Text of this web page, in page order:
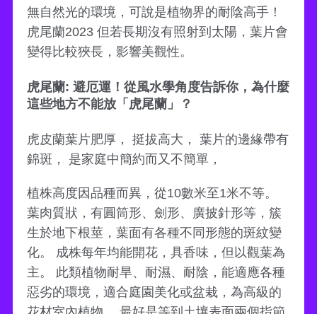
無自然光的環境，可說是植物界的耐陰高手！
虎尾蘭2023 但若長期沒有照射到太陽，葉片會
變得比較狹長，影響美觀性。
虎尾蘭: 避厄運！從風水學角度告訴你，為什麼
這些地方不能放「虎尾蘭」？
虎皮蘭葉片肥厚， 挺拔高大， 葉片的邊緣帶有
錦斑， 是家庭中簡約而又不簡單，
植株高度因品種而異，從10數米至1米不等。
葉肉質狀，有圓筒形、劍形、廣披針形等，簇
生於地下根莖，葉面有各種不同形態的斑紋變
化。 成株每年均能開花，具香味，但以觀葉為
主。 此類植物耐旱、耐濕、耐陰，能適應各種
惡劣的環境，適合庭園美化或盆栽，為高級的